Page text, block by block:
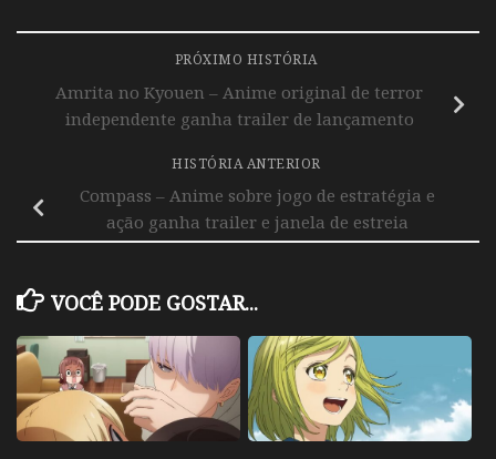
PRÓXIMO HISTÓRIA
Amrita no Kyouen – Anime original de terror
independente ganha trailer de lançamento
HISTÓRIA ANTERIOR
Compass – Anime sobre jogo de estratégia e
ação ganha trailer e janela de estreia
VOCÊ PODE GOSTAR...